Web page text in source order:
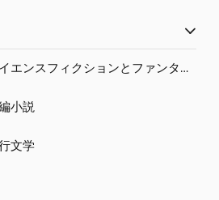
エンスフィクションとファンタジー
小説
文学